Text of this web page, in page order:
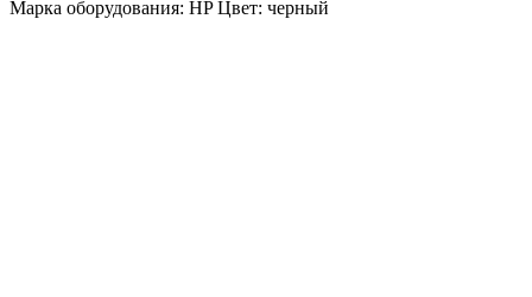
Марка оборудования: HP Цвет: черный